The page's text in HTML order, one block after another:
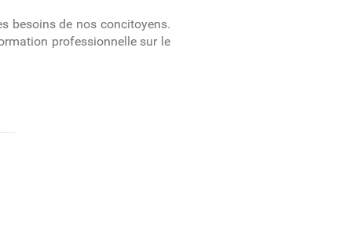
besoins de nos concitoyens.
professionnelle sur le